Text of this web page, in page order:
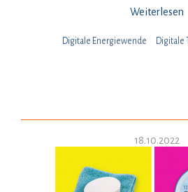
Weiterlesen
Digitale Energiewende Digitale
18.10.2022